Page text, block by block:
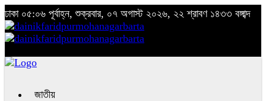
ঢাকা ০৫:০৬ পূর্বাহ্ন, শুক্রবার, ০৭ অগাস্ট ২০২৬, ২২ শ্রাবণ ১৪৩৩ বঙ্গাব্দ
জাতীয়